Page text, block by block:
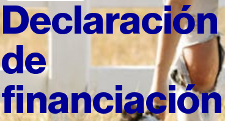
Declaración
de
financiación